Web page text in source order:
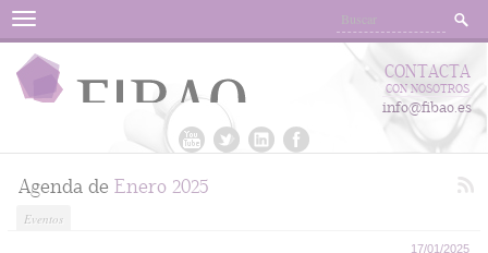
Menu
CONTACTA
CON NOSOTROS
info@fibao.es
Agenda de Enero 2025
Eventos
17/01/2025